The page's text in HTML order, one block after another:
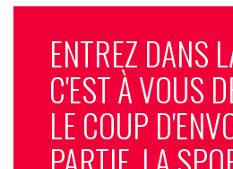
ENTREZ DANS
C'EST À VOUS
LE COUP